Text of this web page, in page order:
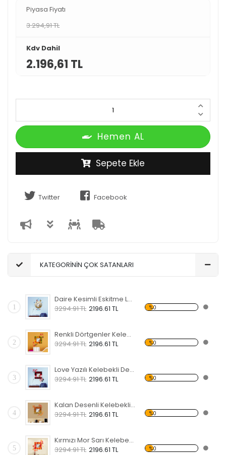
Piyasa Fiyatı
3.294,91 TL
Kdv Dahil
2.196,61 TL
Hemen AL
Sepete Ekle
Twitter Facebook
KATEGORİNİN ÇOK SATANLARI
1
Daire Kesimli Eskitme Lamba ve Köprü Desenli Kelebekli Dekoratif Ahşap Çerçeveli Ayna
3294.91 TL 2196.61 TL %0
2
Renkli Dörtgenler Kelebekli Dekoratif Ahşap Çerçeveli Ayna
3294.91 TL 2196.61 TL %0
3
Love Yazılı Kelebekli Dekoratif Ahşap Çerçeveli Ayna
3294.91 TL 2196.61 TL %0
4
Kalan Desenli Kelebekli Dekoratif Ahşap Çerçeveli Ayna
3294.91 TL 2196.61 TL %0
5
Kırmızı Mor Sarı Kelebekli Dekoratif Ahşap Çerçeveli Ayna
3294.91 TL 2196.61 TL %0